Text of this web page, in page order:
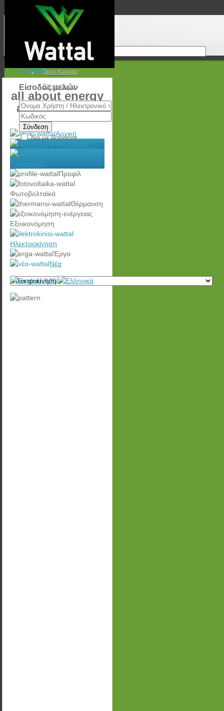
Προσφορές
Νέα
Τρόποι Πληρωμής
Τρόποι Αποστολής
Όροι Χρήσης
Επικοινωνία
Άδειο καλάθι!
Σύνδεση
Είσοδος μελών
Σύνδεση
Να με θυμάσαι
Ξεχάσατε τον κωδικό σας;
all about energy
and e-mobility
Αρχική
Προσφορές
Προφίλ
Φωτοβολταϊκά
Θέρμανση
Εξοικονόμηση
Ηλεκτροκίνηση
Έργα
Νέα